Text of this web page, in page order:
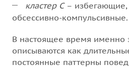
кластер C– избегающие,
обсессивно-компульсивные.
В настоящее время именно
описываются как
постоянные паттерны